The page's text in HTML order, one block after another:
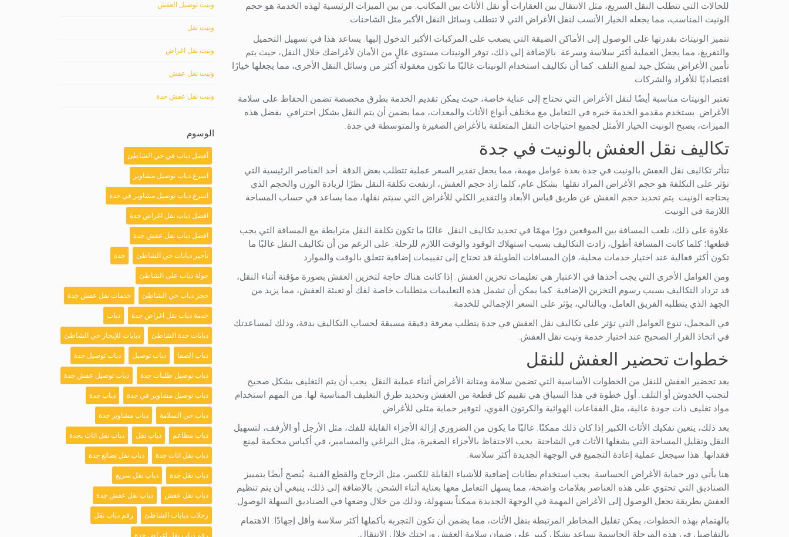
للحالات التي تتطلب النقل السريع، مثل الانتقال بين العقارات أو نقل الأثاث بين المكاتب. من بين الميزات الرئيسية لهذه الخدمة هو حجم
الونيت المناسب، مما يجعله الخيار الأنسب لنقل الأغراض التي لا تتطلب وسائل النقل الأكبر مثل الشاحنات.
تتميز الونيتات بقدرتها على الوصول إلى الأماكن الضيقة التي يصعب على المركبات الأكبر الدخول إليها. يساعد هذا في تسهيل التحميل
والتفريغ، مما يجعل العملية أكثر سلاسة وسرعة. بالإضافة إلى ذلك، توفر الونيتات مستوى عالٍ من الأمان لأغراضك خلال النقل، حيث يتم
تأمين الأغراض بشكل جيد لمنع التلف. كما أن تكاليف استخدام الونيتات غالبًا ما تكون معقولة أكثر من وسائل النقل الأخرى، مما يجعلها خيارًا
اقتصاديًا للأفراد والشركات.
تعتبر الونيتات مناسبة أيضًا لنقل الأغراض التي تحتاج إلى عناية خاصة، حيث يمكن تقديم الخدمة بطرق مخصصة تضمن الحفاظ على سلامة
الأغراض. يستخدم مقدمو الخدمة خبره في التعامل مع مختلف أنواع الأثاث والمعدات، مما يضمن أن يتم النقل بشكل احترافي. بفضل هذه
الميزات، يصبح الونيت الخيار الأمثل لجميع احتياجات النقل المتعلقة بالأغراض الصغيرة والمتوسطة في جدة.
تكاليف نقل العفش بالونيت في جدة
تتأثر تكاليف نقل العفش بالونيت في جدة بعدة عوامل مهمة، مما يجعل تقدير السعر عملية تتطلب بعض الدقة. أحد العناصر الرئيسية التي
تؤثر على التكلفة هو حجم الأغراض المراد نقلها. بشكل عام، كلما زاد حجم العفش، ارتفعت تكلفة النقل نظرًا لزيادة الوزن والحجم الذي
يحتاجه الونيت. يتم تحديد حجم العفش عن طريق قياس الأبعاد والتقدير الكلي للأغراض التي سيتم نقلها، مما يساعد في حساب المساحة
اللازمة في الونيت.
علاوة على ذلك، تلعب المسافة بين الموقعين دورًا مهمًا في تحديد تكاليف النقل. غالبًا ما تكون تكلفة النقل مترابطة مع المسافة التي يجب
قطعها؛ كلما كانت المسافة أطول، زادت التكاليف بسبب استهلاك الوقود والوقت اللازم للرحلة. على الرغم من أن تكاليف النقل غالبًا ما
تكون أكثر فعالية عند اختيار خدمات محلية، فإن المسافات الطويلة قد تحتاج إلى تقييمات إضافية تتعلق بالوقت والموارد.
ومن العوامل الأخرى التي يجب أخذها في الاعتبار هي تعليمات تخزين العفش. إذا كانت هناك حاجة لتخزين العفش بصورة مؤقتة أثناء النقل،
قد تزداد التكاليف بسبب رسوم التخزين الإضافية. كما يمكن أن تشمل هذه التعليمات متطلبات خاصة لفك أو تعبئة العفش، مما يزيد من
الجهد الذي يتطلبه الفريق العامل، وبالتالي، يؤثر على السعر الإجمالي للخدمة.
في المجمل، تنوع العوامل التي تؤثر على تكاليف نقل العفش في جدة يتطلب معرفة دقيقة مسبقة لحساب التكاليف بدقة، وذلك لمساعدتك
في اتخاذ القرار الصحيح عند اختيار خدمة ونيت نقل العفش.
خطوات تحضير العفش للنقل
يعد تحضير العفش للنقل من الخطوات الأساسية التي تضمن سلامة ومتانة الأغراض أثناء عملية النقل. يجب أن يتم التغليف بشكل صحيح
لتجنب الخدوش أو التلف. أول خطوة في هذا السياق هي تقييم كل قطعة من العفش وتحديد طرق التغليف المناسبة لها. من المهم استخدام
مواد تغليف ذات جودة عالية، مثل الفقاعات الهوائية والكرتون القوي، لتوفير حماية مثلى للأغراض.
بعد ذلك، يتعين تفكيك الأثاث الكبير إذا كان ذلك ممكنًا. غالبًا ما يكون من الضروري إزالة الأجزاء القابلة للفك، مثل الأرجل أو الأرفف، لتسهيل
النقل وتقليل المساحة التي يشغلها الأثاث في الشاحنة. يجب الاحتفاظ بالأجزاء الصغيرة، مثل البراغي والمسامير، في أكياس محكمة لمنع
فقدانها. هذا سيجعل عملية إعادة التجميع في الوجهة الجديدة أكثر سلاسة.
هنا يأتي دور حماية الأغراض الحساسة. يجب استخدام بطانات إضافية للأشياء القابلة للكسر، مثل الزجاج والقطع الفنية. يُنصح أيضًا بتمييز
الصناديق التي تحتوي على هذه العناصر بعلامات واضحة، مما يسهل التعامل معها بعناية أثناء الشحن. بالإضافة إلى ذلك، ينبغي أن يتم تنظيم
العفش بطريقة تجعل الوصول إلى الأغراض المهمة في الوجهة الجديدة ممكناً بسهولة، وذلك من خلال وضعها في الصناديق السهلة الوصول.
بالهتمام بهذه الخطوات، يمكن تقليل المخاطر المرتبطة بنقل الأثاث، مما يضمن أن تكون التجربة بأكملها أكثر سلاسة وأقل إجهادًا. الاهتمام
بالتفاصيل في هذه المرحلة الحاسمة يساعد بشكل كبير على ضمان سلامة العفش وراحتك خلال الانتقال.
ونيت توصيل العفش
ونيت نقل
ونيت نقل اغراض
ونيت نقل عفش
ونيت نقل عفش جدة
الوسوم
أفضل دباب في حي الشاطئ
اسرع دباب توصيل مشاوير
اسرع دباب توصيل مشاوير في جدة
افضل دباب نقل اغراض جدة
افضل دباب نقل عفش جدة
تأجير دبابات حي الشاطئ جدة
جولة دباب على الشاطئ
حجز دباب حي الشاطئ خدمات نقل عفش جدة
خدمة دباب نقل اغراض جدة دباب
دبابات جدة الشاطئ دبابات للإيجار حي الشاطئ
دباب الصفا دباب توصيل دباب توصيل جدة
دباب توصيل طلبات جدة دباب توصيل عفش جدة
دباب توصيل مشاوير في جدة دباب جدة
دباب حي السلامة دباب مشاوير جدة
دباب مطاعم دباب نقل دباب نقل اثاث بجدة
دباب نقل اثاث جدة دباب نقل بضائع جدة
دباب نقل جدة دباب نقل سريع
دباب نقل عفش دباب نقل عفش جدة
رحلات دبابات الشاطئ رقم دباب نقل
رقم دباب نقل اغراض جدة